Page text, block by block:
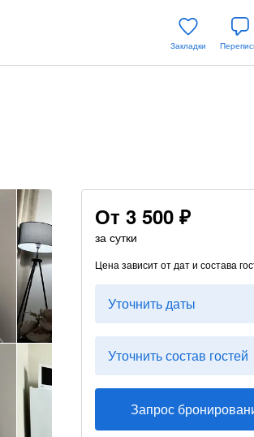
Закладки
От 3 500 ₽
за сутки
Цена зависит от дат и состава
Уточнить даты
Уточнить состав гостей
Запрос